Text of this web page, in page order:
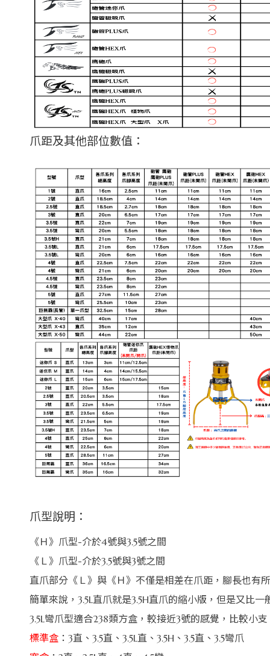
爪距及其他部位數值：
爪型說明：
《Ｈ》爪型-介於4號與3.5號之間
《Ｌ》爪型-介於3.5號與3號之間
直爪部分《Ｌ》與《Ｈ》不僅是相差在爪距，腳長也有
簡單來說，3.5L直爪就是3.5H直爪的縮小版，但是又比一
3.5L彎爪型適合238類方盒，較接近3號的感覺，比較小支
標準盒：3直、3.5直、3.5L直、3.5H、3.5直、3.5彎爪